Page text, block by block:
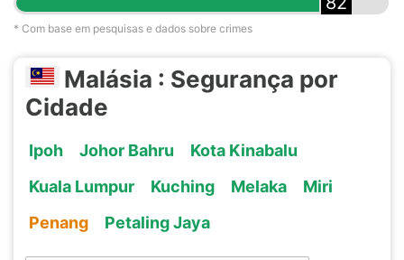
* Com base em pesquisas e dados sobre crimes
Malásia : Segurança por
Cidade
Ipoh Johor Bahru
Kota Kinabalu
Kuala Lumpur
Kuching Melaka
Miri
Penang
Petaling Jaya